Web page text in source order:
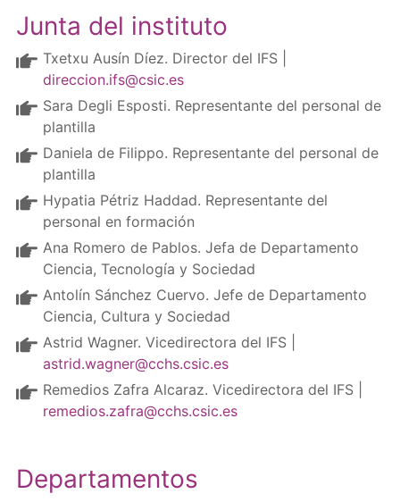
Junta del instituto
Txetxu Ausín Díez. Director del IFS |
direccion.ifs@csic.es
Sara Degli Esposti. Representante del personal de
plantilla
Daniela de Filippo. Representante del personal de
plantilla
Hypatia Pétriz Haddad. Representante del
personal en formación
Ana Romero de Pablos. Jefa de Departamento
Ciencia, Tecnología y Sociedad
Antolín Sánchez Cuervo. Jefe de Departamento
Ciencia, Cultura y Sociedad
Astrid Wagner. Vicedirectora del IFS |
astrid.wagner@cchs.csic.es
Remedios Zafra Alcaraz. Vicedirectora del IFS |
remedios.zafra@cchs.csic.es
Departamentos